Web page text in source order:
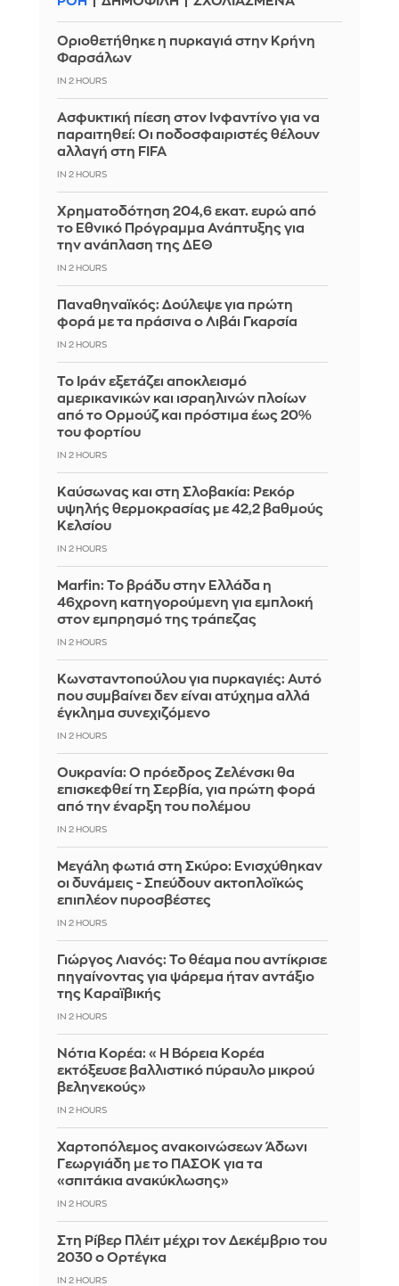
Οριοθετήθηκε η πυρκαγιά στην Κρήνη
Φαρσάλων
IN 2 HOURS
Ασφυκτική πίεση στον Ινφαντίνο για να
παραιτηθεί: Οι ποδοσφαιριστές θέλουν
αλλαγή στη FIFA
IN 2 HOURS
Χρηματοδότηση 204,6 εκατ. ευρώ από
το Εθνικό Πρόγραμμα Ανάπτυξης για
την ανάπλαση της ΔΕΘ
IN 2 HOURS
Παναθηναϊκός: Δούλεψε για πρώτη
φορά με τα πράσινα ο Λιβάι Γκαρσία
IN 2 HOURS
Το Ιράν εξετάζει αποκλεισμό
αμερικανικών και ισραηλινών πλοίων
από το Ορμούζ και πρόστιμα έως 20%
του φορτίου
IN 2 HOURS
Καύσωνας και στη Σλοβακία: Ρεκόρ
υψηλής θερμοκρασίας με 42,2 βαθμούς
Κελσίου
IN 2 HOURS
Marfin: Το βράδυ στην Ελλάδα η
46χρονη κατηγορούμενη για εμπλοκή
στον εμπρησμό της τράπεζας
IN 2 HOURS
Κωνσταντοπούλου για πυρκαγιές: Αυτό
που συμβαίνει δεν είναι ατύχημα αλλά
έγκλημα συνεχιζόμενο
IN 2 HOURS
Ουκρανία: Ο πρόεδρος Ζελένσκι θα
επισκεφθεί τη Σερβία, για πρώτη φορά
από την έναρξη του πολέμου
IN 2 HOURS
Μεγάλη φωτιά στη Σκύρο: Ενισχύθηκαν
οι δυνάμεις - Σπεύδουν ακτοπλοϊκώς
επιπλέον πυροσβέστες
IN 2 HOURS
Γιώργος Λιανός: Το θέαμα που αντίκρισε
πηγαίνοντας για ψάρεμα ήταν αντάξιο
της Καραϊβικής
IN 2 HOURS
Νότια Κορέα: «Η Βόρεια Κορέα
εκτόξευσε βαλλιστικό πύραυλο μικρού
βεληνεκούς»
IN 2 HOURS
Χαρτοπόλεμος ανακοινώσεων Άδωνι
Γεωργιάδη με το ΠΑΣΟΚ για τα
«σπιτάκια ανακύκλωσης»
IN 2 HOURS
Στη Ρίβερ Πλέιτ μέχρι τον Δεκέμβριο του
2030 ο Ορτέγκα
IN 2 HOURS